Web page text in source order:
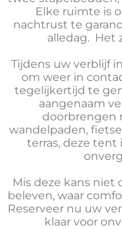
Elke ruimte is
nachtrust te
alledag. Het
Tijdens uw verblijf
om weer in
tegelijkertijd te
aangenaam
doorbrengen
wandelpaden,
terras, deze
Mis deze kans
beleven, waar
Reserveer nu uw
klaar voor